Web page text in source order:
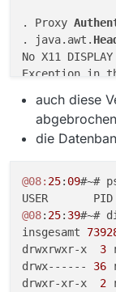
. Proxy
. java.awt.
No X11
Exception in
at
at
at
at
at
at
at
.
Programmstart
.
:
.
:
auch diese
die
@08: 25: 09#~#
@08: 25: 39#~#
insgesamt
drwxrwxr-x 3
drwx------ 36
drwxr-xr-x 2